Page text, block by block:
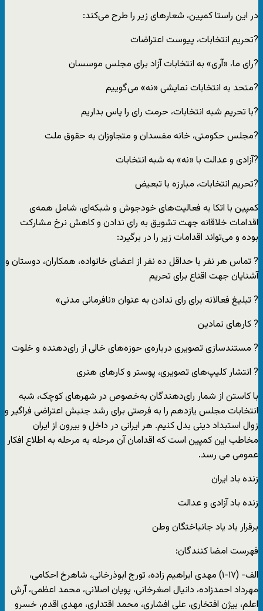
در این راستا کمپین، شعارهای زیر را طرح می‌کند:
?تحریم انتخابات، پیوست اعتراضات
?رای ما، «آری» به انتخابات آزاد برای مجلس موسسان
?متحد به انتخابات نمایشی «نه» می‌گوییم
?با تحریم شبه انتخابات، حرمت رای را پاس بداریم
?مجلس حکومتی، خانه مفسدان و متجاوزان به حقوق ملت
?آزادی و عدالت با «نه» به شبه انتخابات
?تحریم انتخابات، مبارزه با تبعیض
کمپین با اتکا به فعالیت‌های خودجوش و شبکه‌ای، شامل همه‌ی
اقدامات خلاقانه جهت تشویق به رای ندادن و کاهش نرخ مشارکت
بوده و می‌تواند اقدامات زیر را در برگیرد:
? تماس هر نفر با حداقل ده نفر از اعضای خانواده، همکاران، دوستان و
آشنایان جهت اقناع برای تحریم
? تبلیغ فعالانه برای رای ندادن به عنوان «نافرمانی مدنی»
? کارهای نمادین
? مستندسازی تصویری درباره‌ی حوزه‌های خالی از رای‌دهنده و خلوت
? انتشار کلیپ‌های تصویری، پوستر و کارهای هنری
با کاستن از شمار رای‌دهندگان به‌خصوص در شهرهای کوچک، شبه
انتخابات مجلس یازدهم را به فرصتی برای رشد جنبش اعتراضی فراگیر و
زوال استبداد دینی بدل کنیم. هر ایرانی در داخل و بیرون از ایران
مخاطب این کمپین است که اقدامان آن مرحله به مرحله به اطلاع افکار
عمومی می رسد.
زنده باد ایران
زنده باد آزادی و عدالت
برقرار باد یاد جانباختگان وطن
فهرست امضا کنندگان:
الف- (۱۷-۱) مهدی ابراهیم زاده، تورج ابوذرخانی، شاهرخ احکامی،
مهرداد احمدزاده، دانیال اصغرخانی، پویان اصلانی، محمد اعظمی، آرش
اعلم، بیژن افتخاری، علی افشاری، محمد اقتداری، مهدی اقدم، خسرو